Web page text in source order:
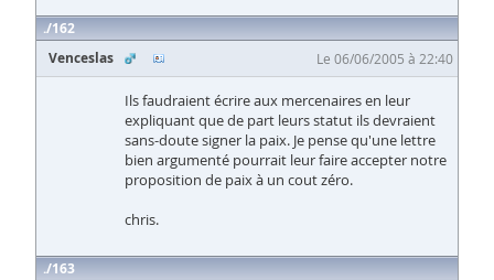
162
Venceslas
Le 06/06/2005 à 22:40
Ils faudraient écrire aux mercenaires en leur
expliquant que de part leurs statut ils devraient
sans-doute signer la paix. Je pense qu'une lettre
bien argumenté pourrait leur faire accepter notre
proposition de paix à un cout zéro.
chris.
163